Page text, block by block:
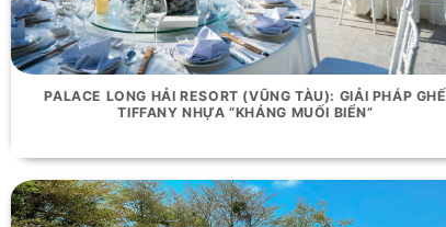
PALACE LONG HẢI RESORT (VŨNG TÀU): GIẢI PHÁP GHẾ
TIFFANY NHỰA “KHÁNG MUỐI BIỂN”